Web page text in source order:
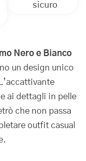
sicuro
Nero e Bianco
un design unico
ai dettagli in pelle
che non passa
outfit casual